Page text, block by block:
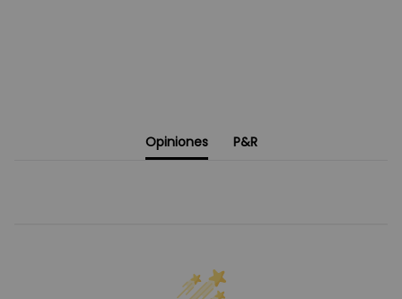
Opiniones P&R